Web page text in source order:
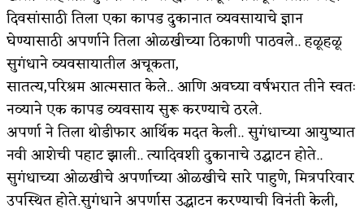
दिवसांसाठी तिला एका कापड दुकानात व्यवसायाचे ज्ञान
घेण्यासाठी अपर्णाने तिला ओळखीच्या ठिकाणी पाठवले.. हळूहळू
सुगंधाने व्यवसायातील अचूकता,
सातत्य,परिश्रम आत्मसात केले.. आणि अवघ्या वर्षभरात तीने स्वतः
नव्याने एक कापड व्यवसाय सुरू करण्याचे ठरले.
अपर्णा ने तिला थोडीफार आर्थिक मदत केली.. सुगंधाच्या आयुष्यात
नवी आशेची पहाट झाली.. त्यादिवशी दुकानाचे उद्घाटन होते..
सुगंधाच्या ओळखीचे अपर्णाच्या ओळखीचे सारे पाहुणे, मित्रपरिवार
उपस्थित होते.सुगंधाने अपर्णास उद्धाटन करण्याची विनंती केली,